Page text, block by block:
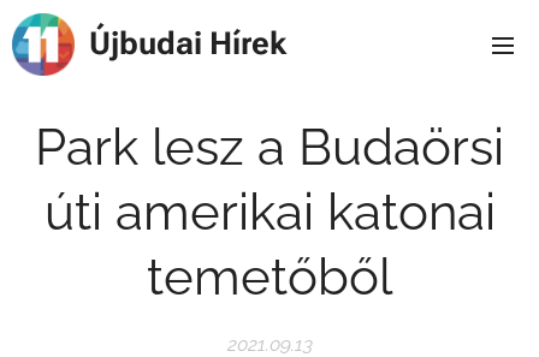
Újbudai Hírek
Park lesz a Budaörsi
úti amerikai katonai
temetőből
2021.09.13